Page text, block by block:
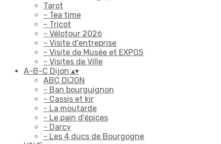
Tarot
- Tea time
- Tricot
- Vélotour 2026
- Visite d'entreprise
- Visite de Musée et EXPOS
- Visites de Ville
A-B-C Dijon ▴▾
ABC DIJON
- Ban bourguignon
- Cassis et kir
- La moutarde
- Le pain d'épices
- Darcy
- Les 4 ducs de Bourgogne